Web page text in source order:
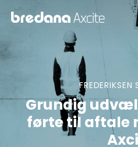
FREDERIKSEN
Grundig
førte til aftale